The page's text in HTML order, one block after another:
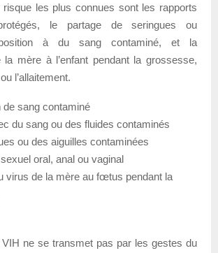
les plus connues sont les rapports
le partage de seringues ou
à du sang contaminé, et la
mère à l’enfant pendant la grossesse,
l’allaitement.
de sang contaminé
du sang ou des fluides contaminés
ou des aiguilles contaminées
oral, anal ou vaginal
virus de la mère au fœtus pendant la
ne se transmet pas par les gestes du